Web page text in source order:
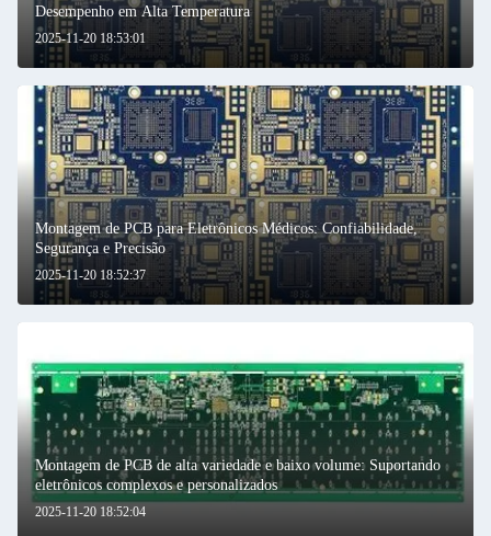
2025-11-20 18:53:01
Desempenho em Alta Temperatura
2025-11-20 18:52:37
Montagem de PCB para Eletrônicos Médicos: Confiabilidade,
Segurança e Precisão
2025-11-20 18:52:04
Montagem de PCB de alta variedade e baixo volume: Suportando
eletrônicos complexos e personalizados